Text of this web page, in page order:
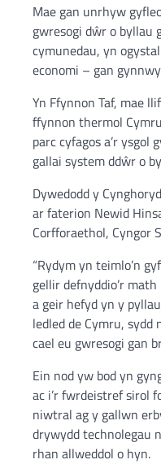
Mae gan unrhyw
gwresogi dŵr o byllau
cymunedau, yn
economi – gan
Yn Ffynnon Taf, mae
ffynnon thermol
parc cyfagos a’r ysgol
gallai system ddŵr o
Dywedodd y
ar faterion Newid
Corfforaethol, Cyngor
“Rydym yn teimlo’n
gellir defnyddio’r
a geir hefyd yn y
ledled de Cymru,
cael eu gwresogi gan
Ein nod yw bod yn
ac i’r fwrdeistref sirol
niwtral ag y gallwn
drywydd technolegau
rhan allweddol o hyn.